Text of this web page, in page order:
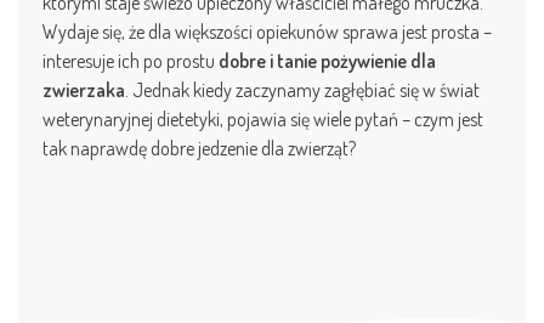
Wydaje się, że dla większości opiekunów sprawa jest prosta –
interesuje ich po prostu dobre i tanie pożywienie dla
zwierzaka. Jednak kiedy zaczynamy zagłębiać się w świat
weterynaryjnej dietetyki, pojawia się wiele pytań – czym jest
tak naprawdę dobre jedzenie dla zwierząt?